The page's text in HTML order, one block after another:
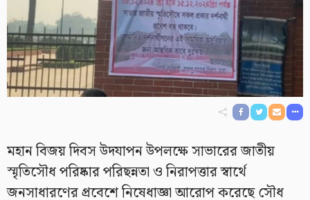
মহান বিজয় দিবস উদযাপন উপলক্ষে সাভারের জাতীয়
স্মৃতিসৌধ পরিষ্কার পরিছন্নতা ও নিরাপত্তার স্বার্থে
জনসাধারণের প্রবেশে নিষেধাজ্ঞা আরোপ করেছে সৌধ